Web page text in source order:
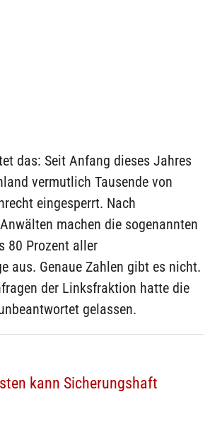
das: Seit Anfang dieses Jahres
vermutlich Tausende von
eingesperrt. Nach
machen die sogenannten
80 Prozent aller
aus. Genaue Zahlen gibt es nicht.
der Linksfraktion hatte die
gelassen.
kann Sicherungshaft